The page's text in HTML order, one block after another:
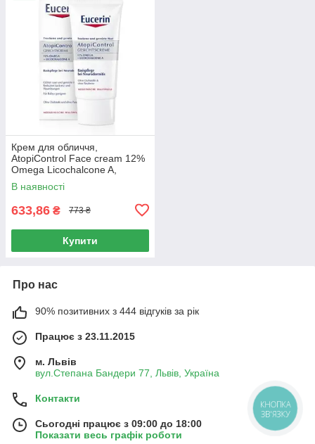
Крем для обличчя,
AtopiControl Face cream 12%
Omega Licochalcone A,
Сeramides, Eucerin, 50 мл
В наявності
633,86 ₴ 773 ₴
Купити
Про нас
90% позитивних з 444 відгуків за рік
Працює з 23.11.2015
м. Львів
вул.Степана Бандери 77, Львів, Україна
Контакти
Сьогодні працює з 09:00 до 18:00
Показати весь графік роботи
КНОПКА
ЗВ'ЯЗКУ